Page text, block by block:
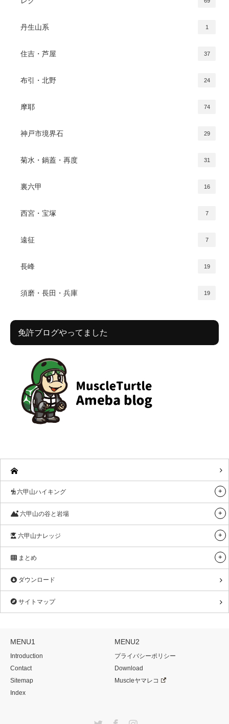
丹生山系 1
住吉・芦屋 37
布引・北野 24
摩耶 74
神戸市境界石 29
菊水・鍋蓋・再度 31
裏六甲 16
西宮・宝塚 7
遠征 7
長峰 19
須磨・長田・兵庫 19
免許ブログやってました
六甲山ハイキング
六甲山の谷と岩場
六甲山ナレッジ
まとめ
ダウンロード
サイトマップ
MENU1
Introduction
Contact
Sitemap
Index
MENU2
プライバシーポリシー
Download
Muscleヤマレコ